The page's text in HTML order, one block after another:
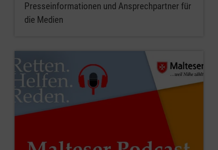
Presseinformationen und Ansprechpartner für
die Medien